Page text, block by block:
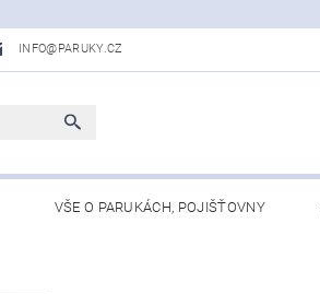
INFO@PARUKY.CZ
VŠE O PARUKÁCH, POJIŠŤOVNY